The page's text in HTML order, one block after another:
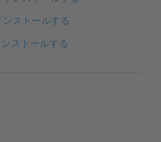
ンストールする
ストールする